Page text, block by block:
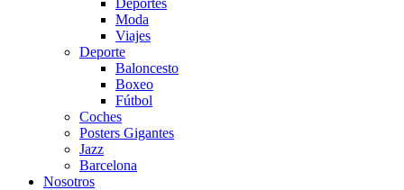
Deportes
Moda
Viajes
Deporte
Baloncesto
Boxeo
Fútbol
Coches
Posters Gigantes
Jazz
Barcelona
Nosotros